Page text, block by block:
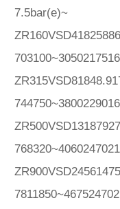
7.5bar(e)~